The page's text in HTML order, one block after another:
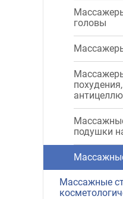
головы
похудения,
подушки
Массажные